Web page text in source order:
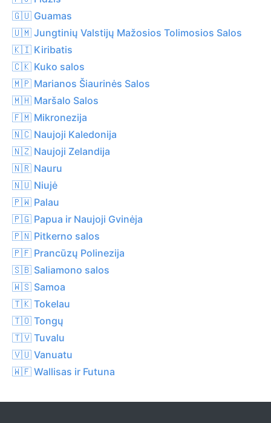
🇬🇺 Guamas
🇺🇲 Jungtinių Valstijų Mažosios Tolimosios Salos
🇰🇮 Kiribatis
🇨🇰 Kuko salos
🇲🇵 Marianos Šiaurinės Salos
🇲🇭 Maršalo Salos
🇫🇲 Mikronezija
🇳🇨 Naujoji Kaledonija
🇳🇿 Naujoji Zelandija
🇳🇷 Nauru
🇳🇺 Niujė
🇵🇼 Palau
🇵🇬 Papua ir Naujoji Gvinėja
🇵🇳 Pitkerno salos
🇵🇫 Prancūzų Polinezija
🇸🇧 Saliamono salos
🇼🇸 Samoa
🇹🇰 Tokelau
🇹🇴 Tongų
🇹🇻 Tuvalu
🇻🇺 Vanuatu
🇼🇫 Wallisas ir Futuna